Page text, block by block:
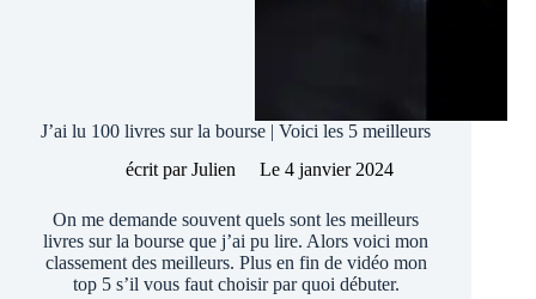
J’ai lu 100 livres sur la bourse | Voici les 5 meilleurs
écrit par Julien Le 4 janvier 2024
On me demande souvent quels sont les meilleurs
livres sur la bourse que j’ai pu lire. Alors voici mon
classement des meilleurs. Plus en fin de vidéo mon
top 5 s’il vous faut choisir par quoi débuter.